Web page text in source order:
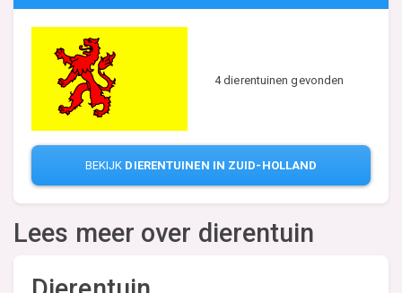
4 dierentuinen gevonden
BEKIJK DIERENTUINEN IN ZUID-HOLLAND
Lees meer over dierentuin